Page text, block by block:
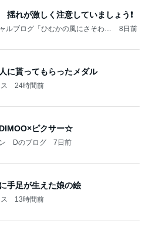
れが激しく注意していましょう❗️
ルブログ「ひむかの風にさそわれ
8日前
に貰ってもらったメダル
24時間前
ピクサー☆
Dのブログ 7日前
手足が生えた娘の絵
13時間前